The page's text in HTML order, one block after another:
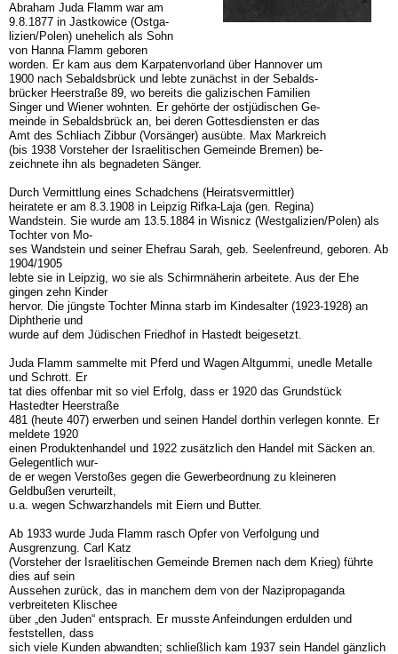
Abraham Juda Flamm war am
9.8.1877 in Jastkowice (Ostga-
lizien/Polen) unehelich als Sohn
von Hanna Flamm geboren
worden. Er kam aus dem Karpatenvorland über Hannover um
1900 nach Sebaldsbrück und lebte zunächst in der Sebalds-
brücker Heerstraße 89, wo bereits die galizischen Familien
Singer und Wiener wohnten. Er gehörte der ostjüdischen Ge-
meinde in Sebaldsbrück an, bei deren Gottesdiensten er das
Amt des Schliach Zibbur (Vorsänger) ausübte. Max Markreich
(bis 1938 Vorsteher der Israelitischen Gemeinde Bremen) be-
zeichnete ihn als begnadeten Sänger.
Durch Vermittlung eines Schadchens (Heiratsvermittler)
heiratete er am 8.3.1908 in Leipzig Rifka-Laja (gen. Regina)
Wandstein. Sie wurde am 13.5.1884 in Wisnicz (Westgalizien/Polen) als
Tochter von Mo-
ses Wandstein und seiner Ehefrau Sarah, geb. Seelenfreund, geboren. Ab
1904/1905
lebte sie in Leipzig, wo sie als Schirmnäherin arbeitete. Aus der Ehe
gingen zehn Kinder
hervor. Die jüngste Tochter Minna starb im Kindesalter (1923-1928) an
Diphtherie und
wurde auf dem Jüdischen Friedhof in Hastedt beigesetzt.
Juda Flamm sammelte mit Pferd und Wagen Altgummi, unedle Metalle
und Schrott. Er
tat dies offenbar mit so viel Erfolg, dass er 1920 das Grundstück
Hastedter Heerstraße
481 (heute 407) erwerben und seinen Handel dorthin verlegen konnte. Er
meldete 1920
einen Produktenhandel und 1922 zusätzlich den Handel mit Säcken an.
Gelegentlich wur-
de er wegen Verstoßes gegen die Gewerbeordnung zu kleineren
Geldbußen verurteilt,
u.a. wegen Schwarzhandels mit Eiern und Butter.
Ab 1933 wurde Juda Flamm rasch Opfer von Verfolgung und
Ausgrenzung. Carl Katz
(Vorsteher der Israelitischen Gemeinde Bremen nach dem Krieg) führte
dies auf sein
Aussehen zurück, das in manchem dem von der Nazipropaganda
verbreiteten Klischee
über „den Juden“ entsprach. Er musste Anfeindungen erdulden und
feststellen, dass
sich viele Kunden abwandten; schließlich kam 1937 sein Handel gänzlich